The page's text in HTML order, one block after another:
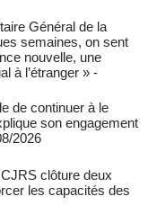
Général de la
semaines, on sent
nouvelle, une
à l’étranger » -
de continuer à le
son engagement
2026
clôture deux
les capacités des